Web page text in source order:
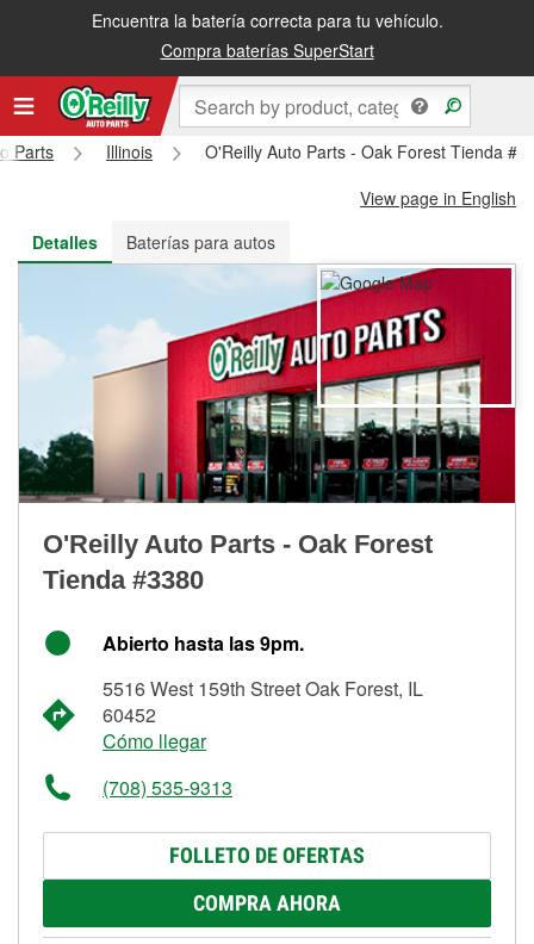
Encuentra la batería correcta para tu vehículo.
Compra baterías SuperStart
Recibe tu orden gratis al día siguiente o recógela en la tienda
Parts Illinois
O'Reilly Auto Parts - Oak Forest Tienda
View page in English
Detalles
Baterías para autos
O'Reilly Auto Parts - Oak Forest
Tienda #3380
Abierto hasta las 9pm.
5516 West 159th Street Oak Forest, IL
60452
Cómo llegar
(708) 535-9313
FOLLETO DE OFERTAS
COMPRA AHORA